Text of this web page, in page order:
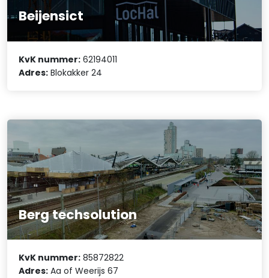
Beijensict
KvK nummer: 62194011
Adres: Blokakker 24
Berg techsolution
KvK nummer: 85872822
Adres: Aa of Weerijs 67